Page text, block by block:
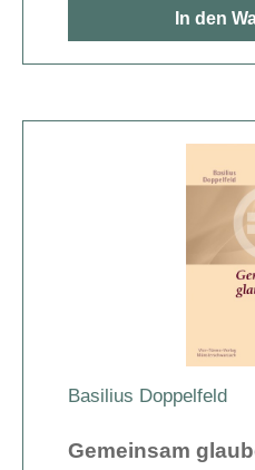
In den
Basilius Doppelfeld
Gemeinsam